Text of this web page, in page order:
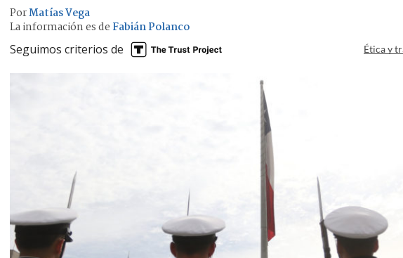
PorMatías Vega
La información es de Fabián Polanco
Seguimos criterios de Ética y